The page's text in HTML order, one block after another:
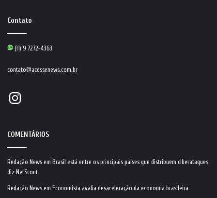
Contato
(11) 9 7272-4363
contato@acessenews.com.br
Instagram
COMENTÁRIOS
Redação News em Brasil está entre os principais países que distribuem ciberataques,
diz NetScout
Redação News em Economista avalia desaceleração da economia brasileira